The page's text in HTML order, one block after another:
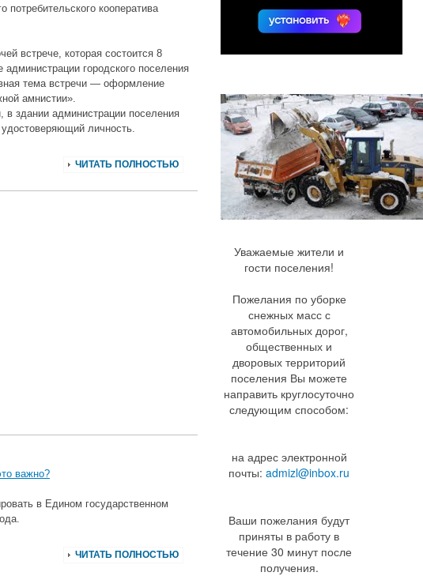
кооператива
встрече, которая состоится 8
администрации городского поселения
тема встречи — оформление
амнистии».
в здании администрации поселения
личность.
ЧИТАТЬ ПОЛНОСТЬЮ
важно?
в Едином государственном
ЧИТАТЬ ПОЛНОСТЬЮ
Уважаемые жители и
гости поселения!
Пожелания по уборке
снежных масс с
автомобильных дорог,
общественных и
дворовых территорий
поселения Вы можете
направить круглосуточно
следующим способом:
на адрес электронной
почты:admizl@inbox.ru
Ваши пожелания будут
приняты в работу в
течение 30 минут после
получения.